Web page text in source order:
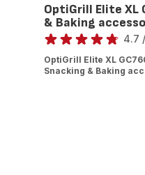
OptiGrill Elite XL
& Baking
Score
4.7
OptiGrill Elite XL
Snacking & Baking